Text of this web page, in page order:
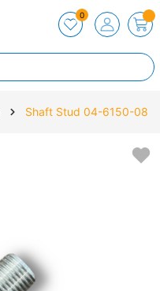
0
Shaft Stud 04-6150-08